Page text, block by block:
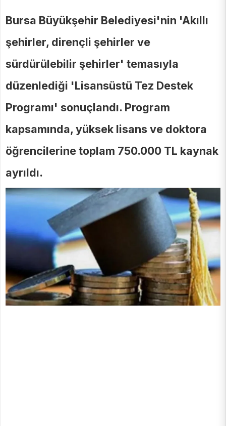
Bursa Büyükşehir Belediyesi'nin 'Akıllı
şehirler, dirençli şehirler ve
sürdürülebilir şehirler' temasıyla
düzenlediği 'Lisansüstü Tez Destek
Programı' sonuçlandı. Program
kapsamında, yüksek lisans ve doktora
öğrencilerine toplam 750.000 TL kaynak
ayrıldı.